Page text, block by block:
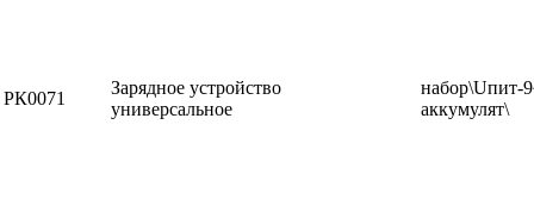
РК0071
Зарядное устройство
универсальное
набор\Uпит-
аккумулят\